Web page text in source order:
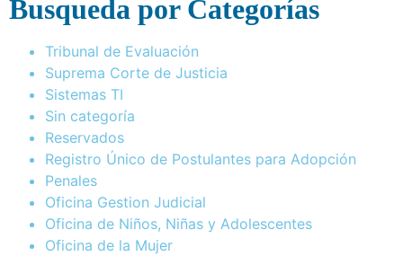
Busqueda por Categorías
Tribunal de Evaluación
Suprema Corte de Justicia
Sistemas TI
Sin categoría
Reservados
Registro Único de Postulantes para Adopción
Penales
Oficina Gestion Judicial
Oficina de Niños, Niñas y Adolescentes
Oficina de la Mujer